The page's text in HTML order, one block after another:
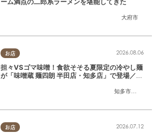
大府市
お店
知多市
,半田市
2026.08.06
担々VSゴマ味噌！食欲そそる夏限定の冷やし麺
が「味噌蔵 麺四朗 半田店・知多店」で登場／ち
お店 2026.07.12